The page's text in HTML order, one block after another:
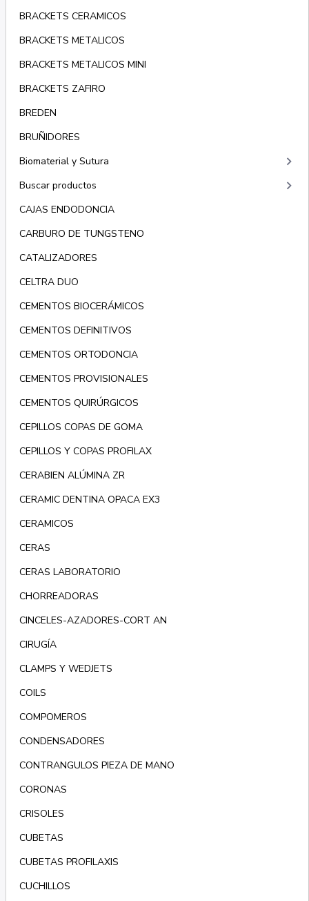
BRACKETS CERAMICOS
BRACKETS METALICOS
BRACKETS METALICOS MINI
BRACKETS ZAFIRO
BREDEN
BRUÑIDORES
Biomaterial y Sutura
keyboard_arrow_right
Buscar productos keyboard_arrow_right
CAJAS ENDODONCIA
CARBURO DE TUNGSTENO
CATALIZADORES
CELTRA DUO
CEMENTOS BIOCERÁMICOS
CEMENTOS DEFINITIVOS
CEMENTOS ORTODONCIA
CEMENTOS PROVISIONALES
CEMENTOS QUIRÚRGICOS
CEPILLOS COPAS DE GOMA
CEPILLOS Y COPAS PROFILAX
CERABIEN ALÚMINA ZR
CERAMIC DENTINA OPACA EX3
CERAMICOS
CERAS
CERAS LABORATORIO
CHORREADORAS
CINCELES-AZADORES-CORT AN
CIRUGÍA
CLAMPS Y WEDJETS
COILS
COMPOMEROS
CONDENSADORES
CONTRANGULOS PIEZA DE MANO
CORONAS
CRISOLES
CUBETAS
CUBETAS PROFILAXIS
CUCHILLOS